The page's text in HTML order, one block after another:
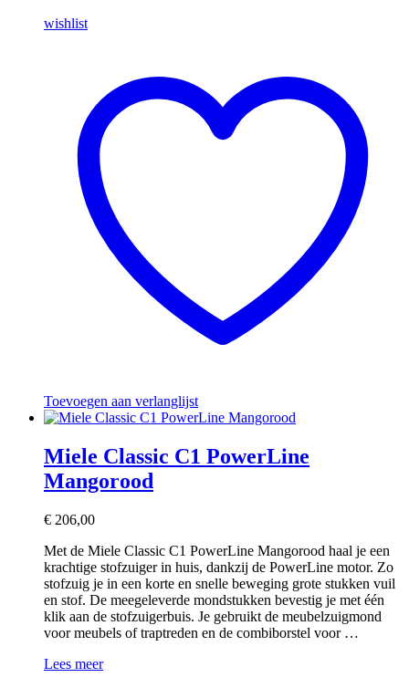
wishlist
Toevoegen aan verlanglijst
Miele Classic C1 PowerLine
Mangorood
€ 206,00
Met de Miele Classic C1 PowerLine Mangorood haal je een
krachtige stofzuiger in huis, dankzij de PowerLine motor. Zo
stofzuig je in een korte en snelle beweging grote stukken vuil
en stof. De meegeleverde mondstukken bevestig je met één
klik aan de stofzuigerbuis. Je gebruikt de meubelzuigmond
voor meubels of traptreden en de combiborstel voor …
Miele
Lees meer